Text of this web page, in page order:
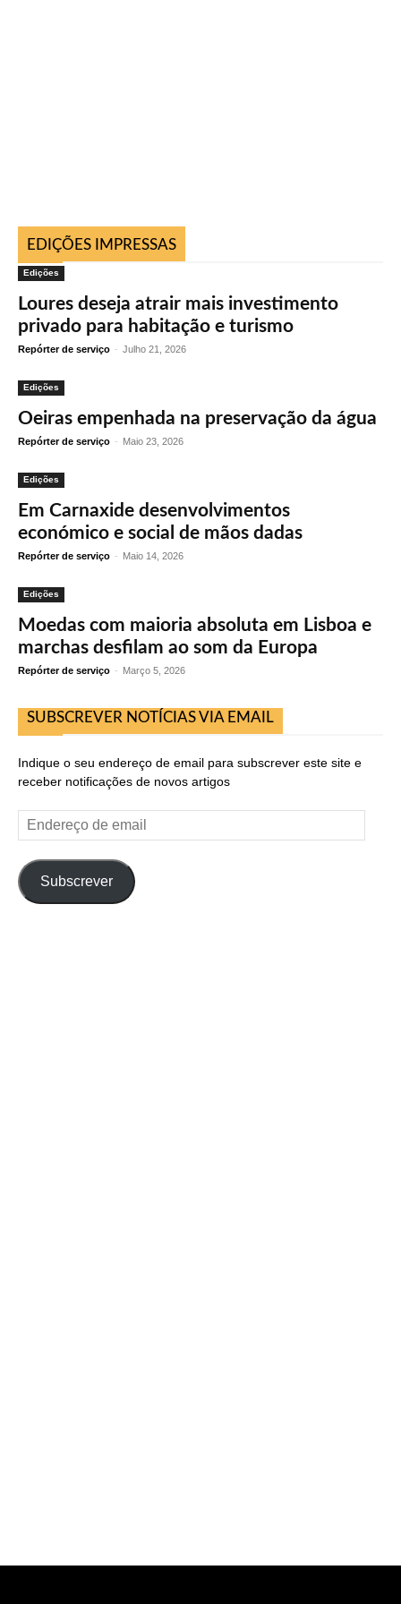
EDIÇÕES IMPRESSAS
Edições
Loures deseja atrair mais investimento
privado para habitação e turismo
Repórter de serviço - Julho 21, 2026
Edições
Oeiras empenhada na preservação da água
Repórter de serviço - Maio 23, 2026
Edições
Em Carnaxide desenvolvimentos
económico e social de mãos dadas
Repórter de serviço - Maio 14, 2026
Edições
Moedas com maioria absoluta em Lisboa e
marchas desfilam ao som da Europa
Repórter de serviço - Março 5, 2026
SUBSCREVER NOTÍCIAS VIA EMAIL
Indique o seu endereço de email para subscrever este site e
receber notificações de novos artigos
Endereço
de
Subscrever